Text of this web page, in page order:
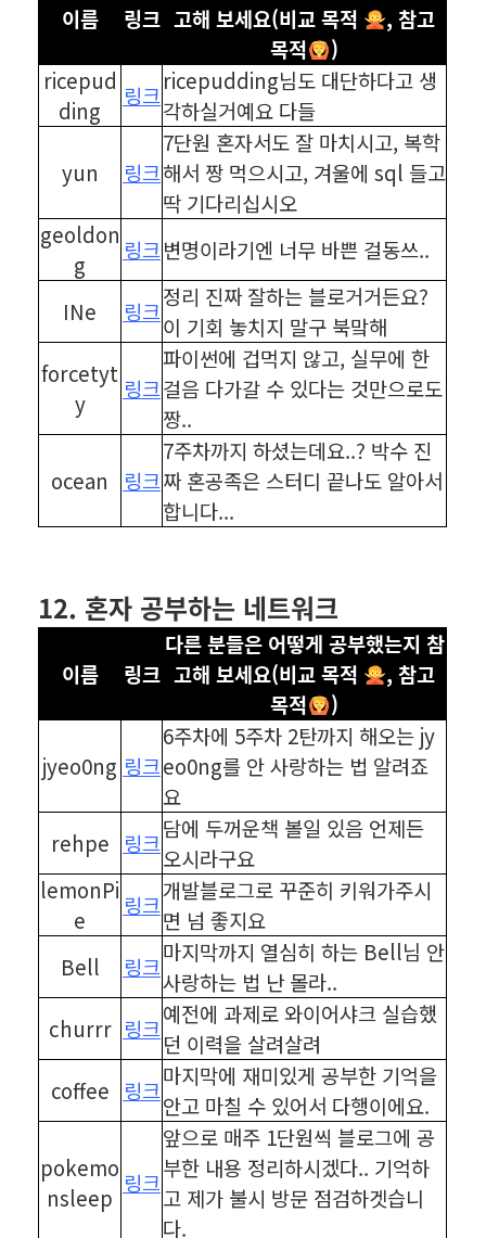
이름 링크 고해 보세요(비교 목적
, 참고
목적
)
ricepud
ding
링크
ricepudding님도 대단하다고 생
각하실거예요 다들
yun 링크
7단원 혼자서도 잘 마치시고, 복학
해서 짱 먹으시고, 겨울에 sql 들고
딱 기다리십시오
geoldon
g
링크변명이라기엔 너무 바쁜 걸동쓰..
INe 링크
정리 진짜 잘하는 블로거거든요?
이 기회 놓치지 말구 북맠해
forcetyt
y
링크
파이썬에 겁먹지 않고, 실무에 한
걸음 다가갈 수 있다는 것만으로도
짱..
ocean 링크
7주차까지 하셨는데요..? 박수 진
짜 혼공족은 스터디 끝나도 알아서
합니다...
12. 혼자 공부하는 네트워크
이름 링크
다른 분들은 어떻게 공부했는지 참
고해 보세요(비교 목적
, 참고
목적
)
jyeo0ng 링크
6주차에 5주차 2탄까지 해오는 jy
eo0ng를 안 사랑하는 법 알려죠
요
rehpe 링크
담에 두꺼운책 볼일 있음 언제든
오시라구요
lemonPi
e
링크
개발블로그로 꾸준히 키워가주시
면 넘 좋지요
Bell
링크
마지막까지 열심히 하는 Bell님 안
사랑하는 법 난 몰라..
churrr 링크
예전에 과제로 와이어샤크 실습했
던 이력을 살려살려
coffee 링크
마지막에 재미있게 공부한 기억을
안고 마칠 수 있어서 다행이에요.
pokemo
nsleep
링크
앞으로 매주 1단원씩 블로그에 공
부한 내용 정리하시겠다.. 기억하
고 제가 불시 방문 점검하겟습니
다.